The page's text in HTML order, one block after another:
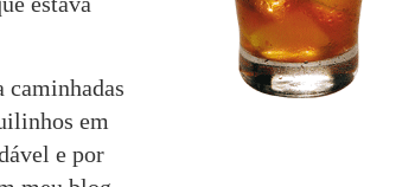
caminhadas
em
e por